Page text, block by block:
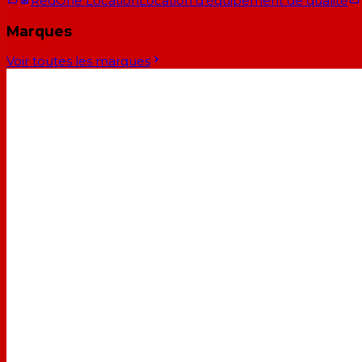
Marques
Voir toutes les marques